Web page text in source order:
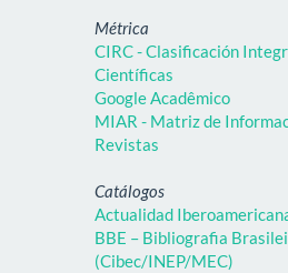
Métrica
CIRC - Clasificación
Científicas
Google Acadêmico
MIAR - Matriz de
Revistas
Catálogos
Actualidad
BBE – Bibliografia
(Cibec/INEP/MEC)